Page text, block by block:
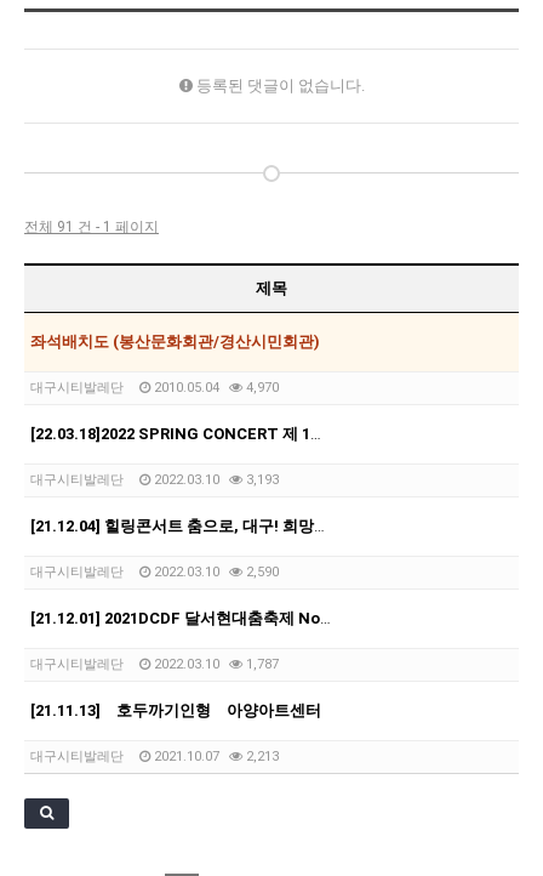
등록된 댓글이 없습니다.
전체 91 건 - 1 페이지
제목
좌석배치도 (봉산문화회관/경산시민회관)
대구시티발레단 2010.05.04 4,970
[22.03.18]2022 SPRING CONCERT 제 1회 디오오케스트라 정기연주회<아…
대구시티발레단 2022.03.10 3,193
[21.12.04] 힐링콘서트 춤으로, 대구! 희망을 꿈꾸다1 <The Memory of …
대구시티발레단 2022.03.10 2,590
[21.12.01] 2021DCDF 달서현대춤축제 Now Here, 지금여기!<사라진 작은…
대구시티발레단 2022.03.10 1,787
[21.11.13] 호두까기인형 아양아트센터
대구시티발레단 2021.10.07 2,213